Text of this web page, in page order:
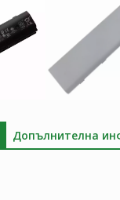
Допълнителна